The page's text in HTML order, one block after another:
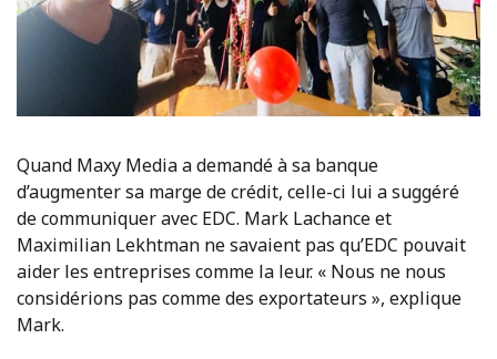
Quand Maxy Media a demandé à sa banque
d’augmenter sa marge de crédit, celle-ci lui a suggéré
de communiquer avec EDC. Mark Lachance et
Maximilian Lekhtman ne savaient pas qu’EDC pouvait
aider les entreprises comme la leur. « Nous ne nous
considérions pas comme des exportateurs », explique
Mark.